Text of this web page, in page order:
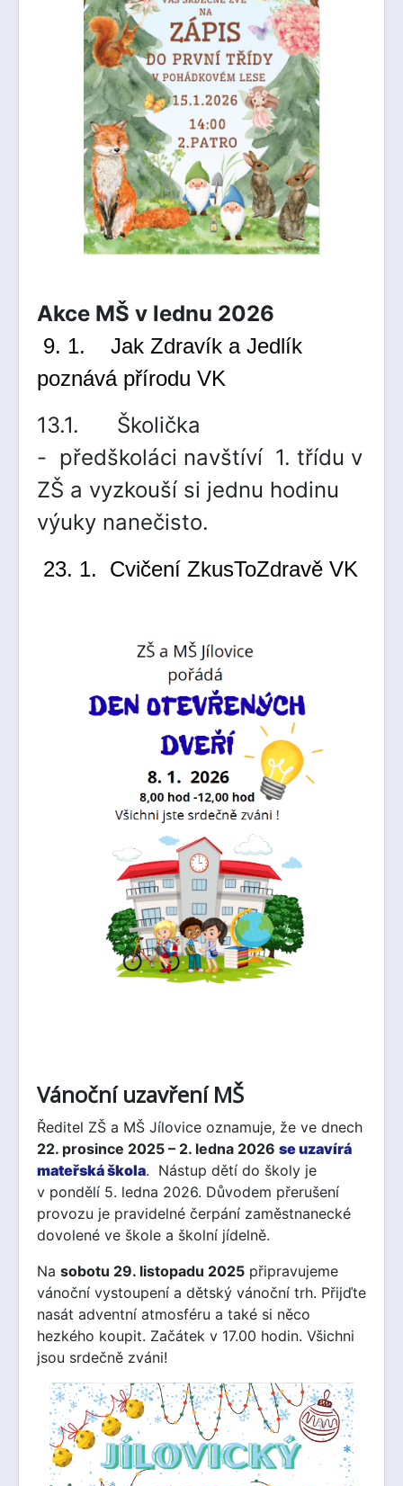
Akce MŠ v lednu 2026
9. 1. Jak Zdravík a Jedlík
poznává přírodu VK
13.1. Školička
- předškoláci navštíví 1. třídu v
ZŠ a vyzkouší si jednu hodinu
výuky nanečisto.
23. 1. Cvičení ZkusToZdravě VK
Vánoční uzavření MŠ
Ředitel ZŠ a MŠ Jílovice oznamuje, že ve dnech
22. prosince 2025 – 2. ledna 2026 se uzavírá
mateřská škola. Nástup dětí do školy je
v pondělí 5. ledna 2026. Důvodem přerušení
provozu je pravidelné čerpání zaměstnanecké
dovolené ve škole a školní jídelně.
Na sobotu 29. listopadu 2025 připravujeme
vánoční vystoupení a dětský vánoční trh. Přijďte
nasát adventní atmosféru a také si něco
hezkého koupit. Začátek v 17.00 hodin. Všichni
jsou srdečně zváni!